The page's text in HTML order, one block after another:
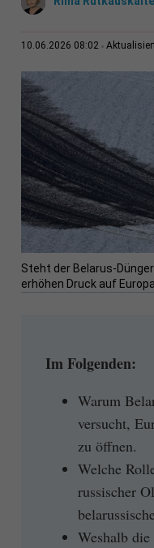
10.06.2026 08:02
Steht der Belarus-
erhöhen Druck auf
Im Folgenden:
Warum
versucht,
zu öffnen.
Welche
russischer
Weshalb